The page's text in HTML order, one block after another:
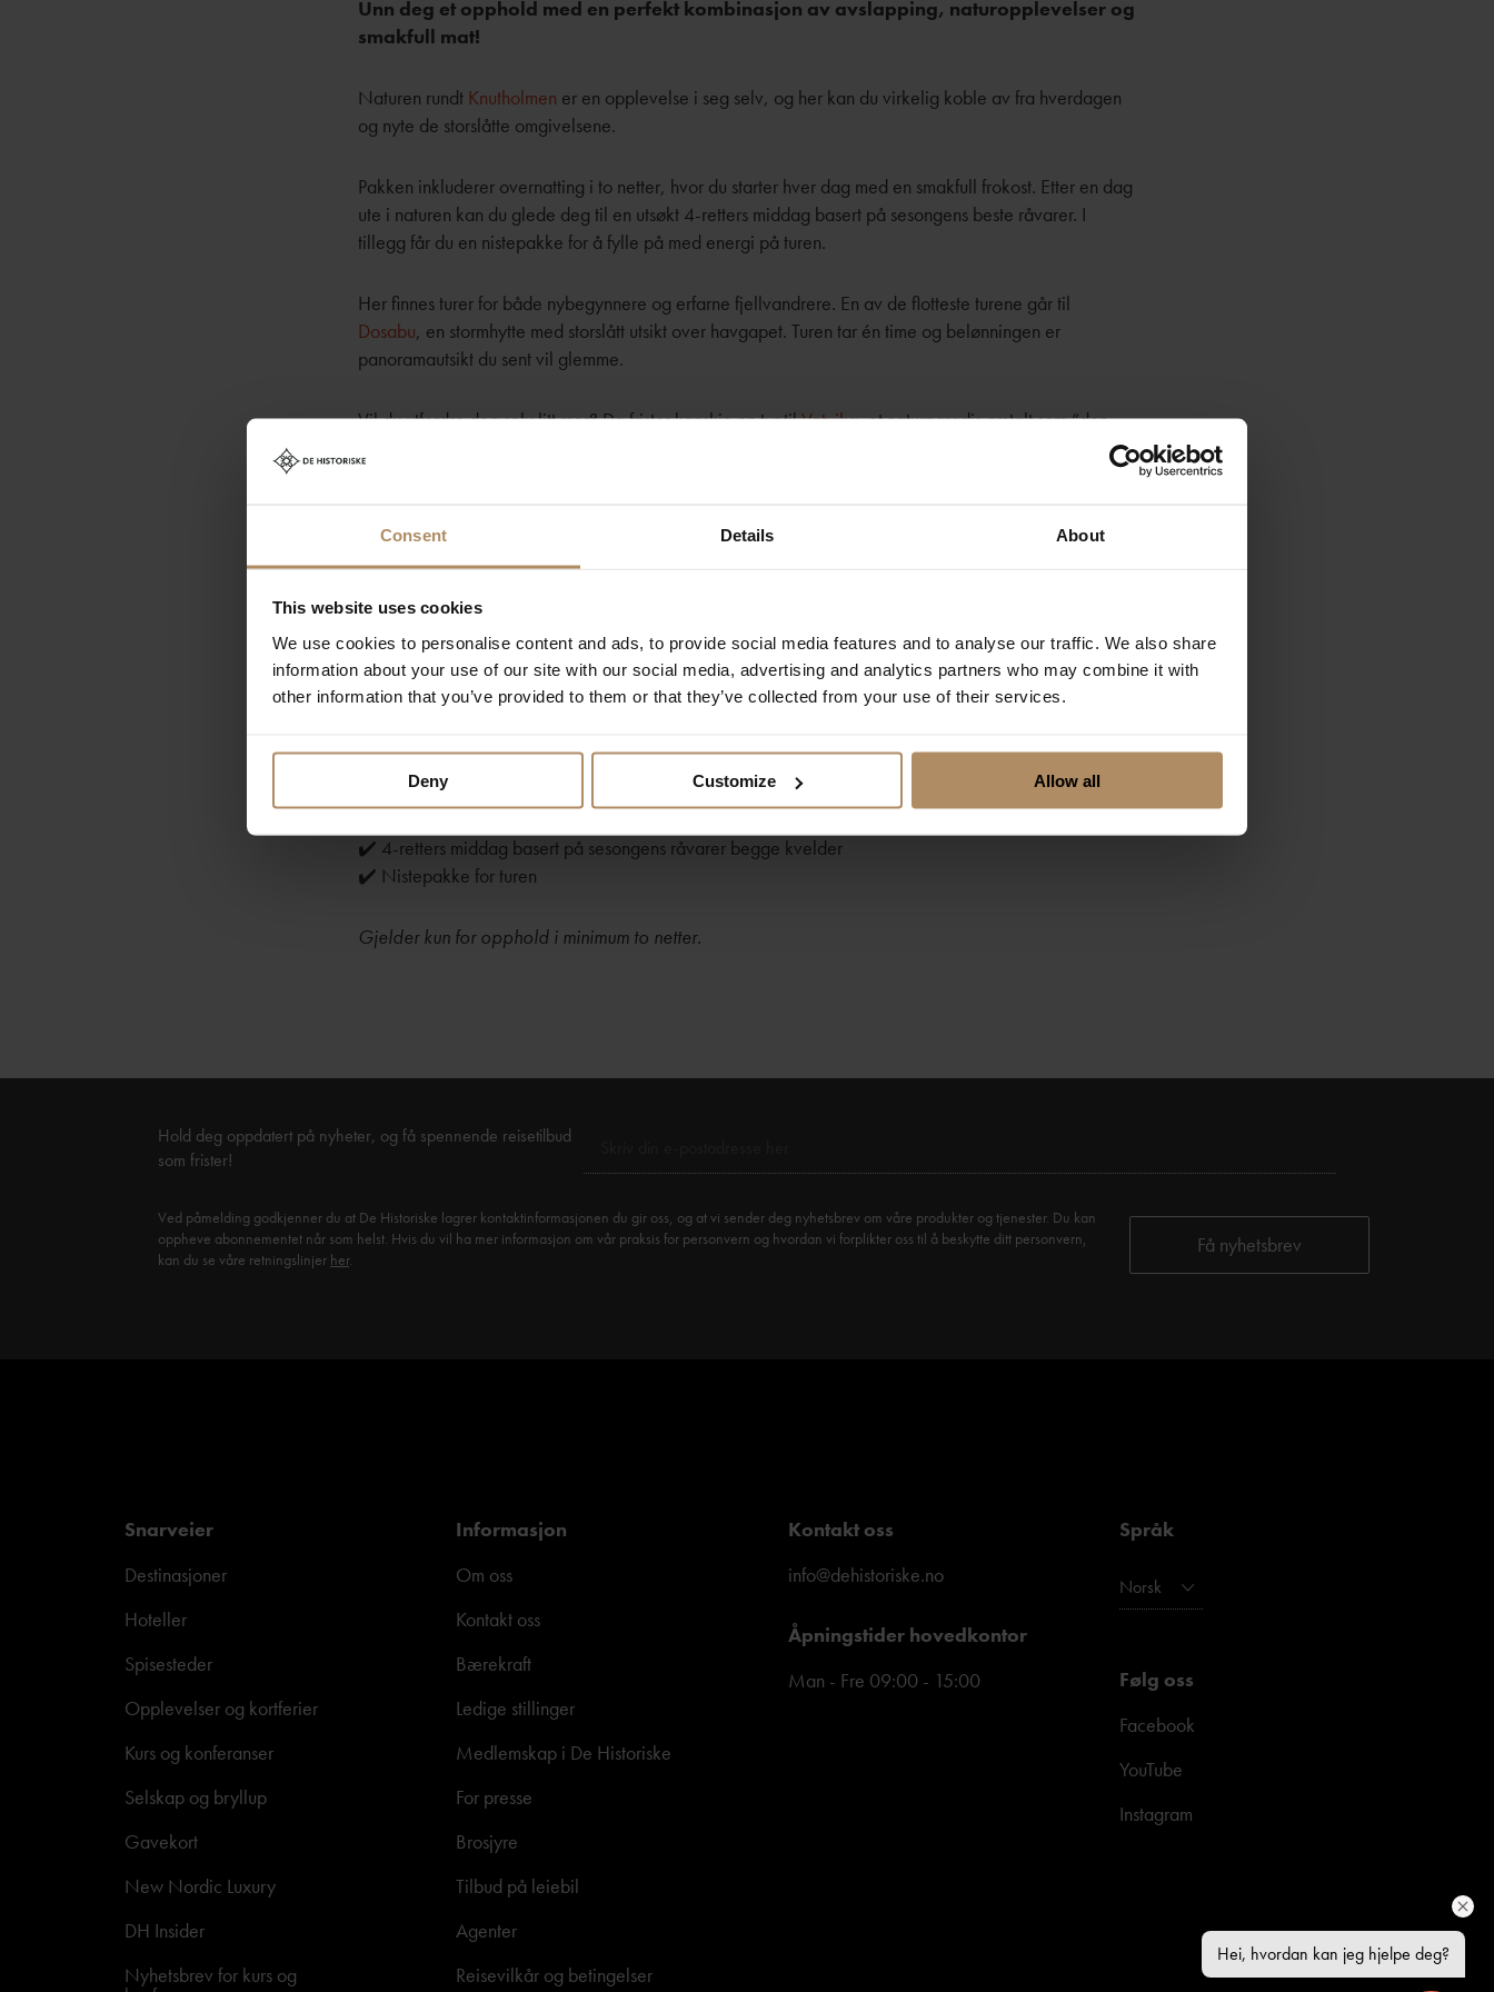
Consent Details About
This website uses cookies
We use cookies to personalise content and ads, to provide social media features and to analyse our traffic. We also share
information about your use of our site with our social media, advertising and analytics partners who may combine it with
other information that you’ve provided to them or that they’ve collected from your use of their services.
Deny Customize Allow all
Unn deg et opphold med en perfekt kombinasjon av avslapping, naturopplevelser og
smakfull mat!
Naturen rundt Knutholmen er en opplevelse i seg selv, og her kan du virkelig koble av fra hverdagen
og nyte de storslåtte omgivelsene.
Pakken inkluderer overnatting i to netter, hvor du starter hver dag med en smakfull frokost. Etter en dag
ute i naturen kan du glede deg til en utsøkt 4-retters middag basert på sesongens beste råvarer. I
tillegg får du en nistepakke for å fylle på med energi på turen.
Her finnes turer for både nybegynnere og erfarne fjellvandrere. En av de flotteste turene går til
Dosabu, en stormhytte med storslått utsikt over havgapet. Turen tar én time og belønningen er
panoramautsikt du sent vil glemme.
Vil du utfordre deg selv litt mer? Da frister kanskje en tur tilVetvika, et naturparadis omtalt som “den
Eller kanskje vil du bestigeHornelen
I tillegg er Bremanger et eldorado for havørn, og kanskje er du heldig og får se disse majestetiske
rovfuglene på nært hold. Ta med deg mat og drikke, og nyt en solnedgang eller en heftig storm mens
du sitter og ser ut over det imponerende landskapet.
✔️ 4-retters middag basert på sesongens råvarer begge kvelder
✔️ Nistepakke for turen
Gjelder kun for opphold i minimum to netter.
Hold deg oppdatert på nyheter, og få spennende reisetilbud
som frister!
Ved påmelding godkjenner du at De Historiske lagrer kontaktinformasjonen du gir oss, og at vi sender deg nyhetsbrev om våre produkter og tjenester. Du kan
oppheve abonnementet når som helst. Hvis du vil ha mer informasjon om vår praksis for personvern og hvordan vi forplikter oss til å beskytte ditt personvern,
kan du se våre retningslinjer her.
Snarveier
Destinasjoner
Hoteller
Spisesteder
Opplevelser og kortferier
Kurs og konferanser
Selskap og bryllup
Gavekort
New Nordic Luxury
DH Insider
Nyhetsbrev for kurs og
Informasjon
Om oss
Kontakt oss
Bærekraft
Ledige stillinger
Medlemskap i De Historiske
For presse
Brosjyre
Tilbud på leiebil
Agenter
Reisevilkår og betingelser
Kontakt oss
info@dehistoriske.no
Åpningstider hovedkontor
Man - Fre 09:00 - 15:00
Språk
Norsk
Følg oss
Facebook
YouTube
Instagram
Hei, hvordan kan jeg hjelpe deg?